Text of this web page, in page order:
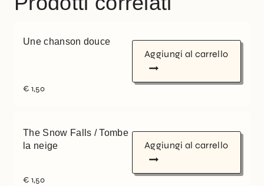
Une chanson douce
€ 1,50
Aggiungi al carrello
The Snow Falls / Tombe
la neige
€ 1,50
Aggiungi al carrello